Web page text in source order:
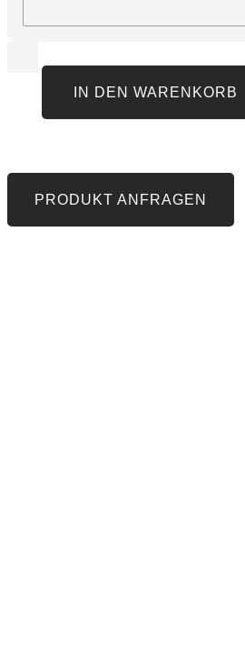
IN DEN WARENKORB
PRODUKT ANFRAGEN